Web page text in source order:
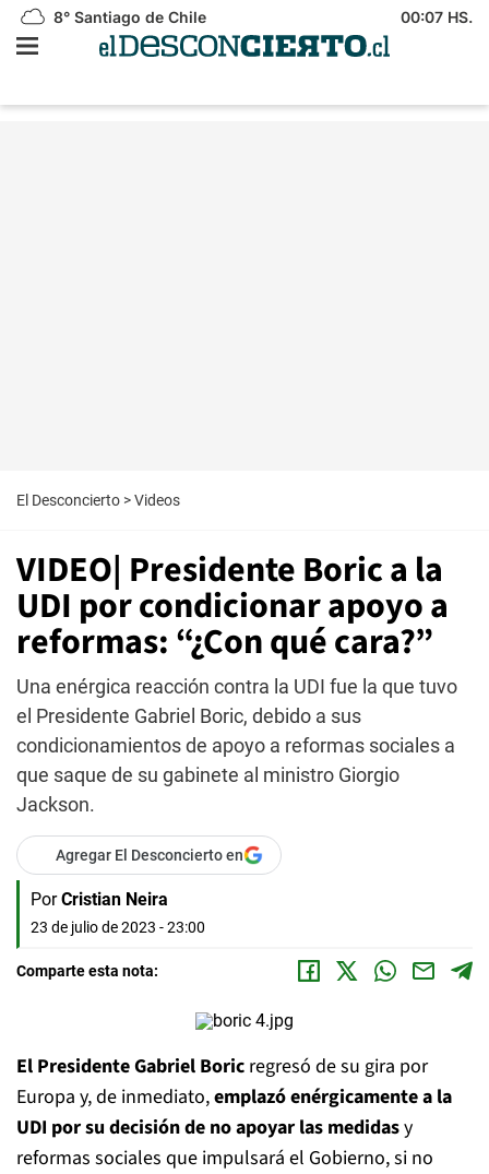
8° Santiago de Chile 00:07 HS.
El Desconcierto >Videos
VIDEO| Presidente Boric a la
UDI por condicionar apoyo a
reformas: “¿Con qué cara?”
Una enérgica reacción contra la UDI fue la que tuvo
el Presidente Gabriel Boric, debido a sus
condicionamientos de apoyo a reformas sociales a
que saque de su gabinete al ministro Giorgio
Jackson.
Agregar El Desconcierto en
Por Cristian Neira
23 de julio de 2023 - 23:00
Comparte esta nota:
El Presidente Gabriel Boric regresó de su gira por
Europa y, de inmediato,emplazó enérgicamente a la
UDI por su decisión de no apoyar las medidasy
reformas sociales que impulsará el Gobierno, si no